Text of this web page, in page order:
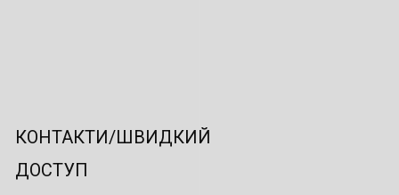
КОНТАКТИ/ШВИДКИЙ
ДОСТУП